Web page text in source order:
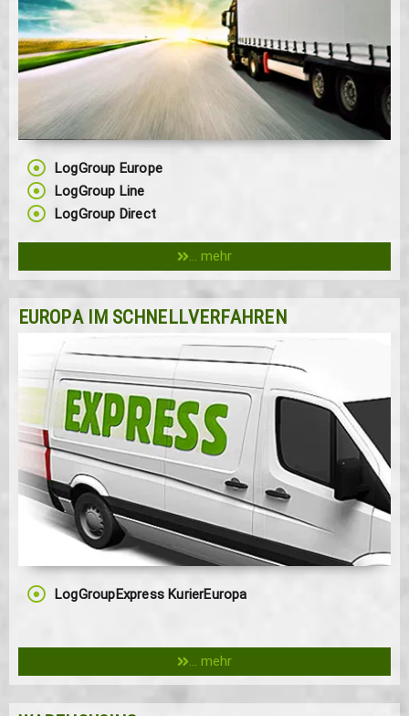
LogGroup Europe
LogGroup Line
LogGroup Direct
... mehr
EUROPA IM SCHNELLVERFAHREN
LogGroupExpress KurierEuropa
... mehr